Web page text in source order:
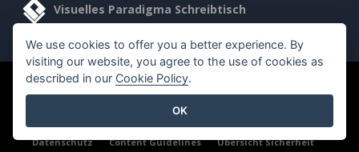
Visuelles Paradigma Schreibtisch
©2026 by Visual Paradigm. Alle Rechte vorbehalten.
Datenschutz
Content Guidelines Übersicht Sicherheit
We use cookies to offer you a better experience. By
visiting our website, you agree to the use of cookies as
described in our Cookie Policy.
OK